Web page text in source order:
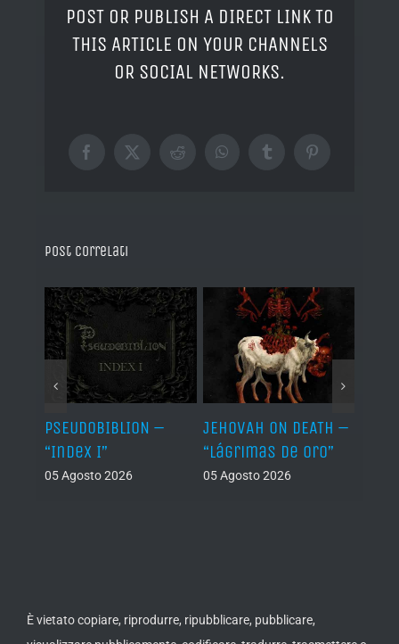
POST OR PUBLISH A DIRECT LINK TO
THIS ARTICLE ON YOUR CHANNELS
OR SOCIAL NETWORKS.
Facebook
X RedditWhatsAppTumblrPinterest
Post correlati
PSEUDOBIBLION –
“Index I”
05 Agosto 2026
JEHOVAH ON DEATH –
“Lágrimas de Oro”
05 Agosto 2026
È vietato copiare, riprodurre, ripubblicare, pubblicare,